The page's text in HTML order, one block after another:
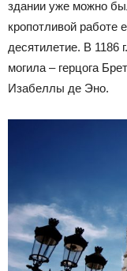
здании уже можно
кропотливой работе
десятилетие. В 1186
могила – герцога
Изабеллы де Эно.